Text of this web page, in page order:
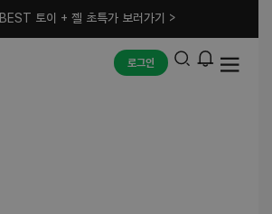
BEST 토이 + 젤 초특가 보러가기 >
로그인